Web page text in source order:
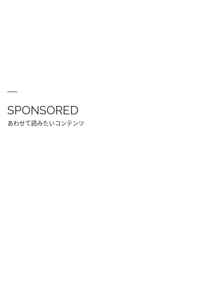
SPONSORED
あわせて読みたいコンテンツ